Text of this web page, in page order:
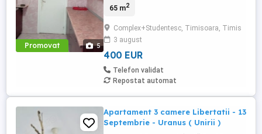
Promovat 5
la etajul 5 intr-un bloc anvelopat si cu lift.
Telefon
65 m2
Complex+Studentesc, Timisoara, Timis
3 august
400 EUR
Telefon validat
Repostat automat
Apartament 3 camere Libertatii - 13
Septembrie - Uranus ( Unirii )